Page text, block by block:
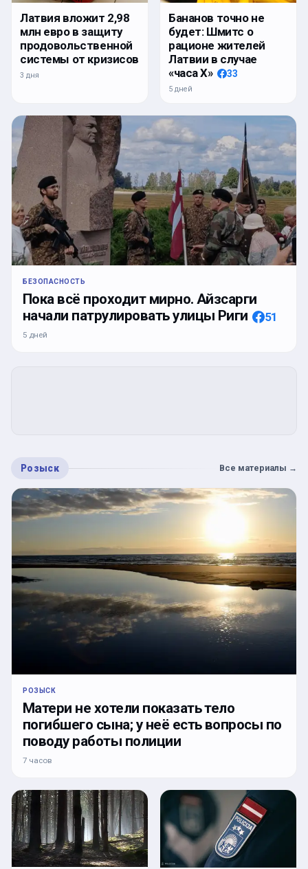
Латвия вложит 2,98
млн евро в защиту
продовольственной
системы от кризисов
3 дня
Бананов точно не
будет: Шмитс о
рационе жителей
Латвии в случае
«часа Х»
33
5 дней
БЕЗОПАСНОСТЬ
Пока всё проходит мирно. Айзсарги
начали патрулировать улицы Риги
51
5 дней
Розыск Все материалы →
РОЗЫСК
Матери не хотели показать тело
погибшего сына; у неё есть вопросы по
поводу работы полиции
7 часов